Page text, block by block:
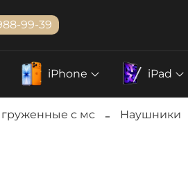
99-39
iPhone iPad
с мс Наушники